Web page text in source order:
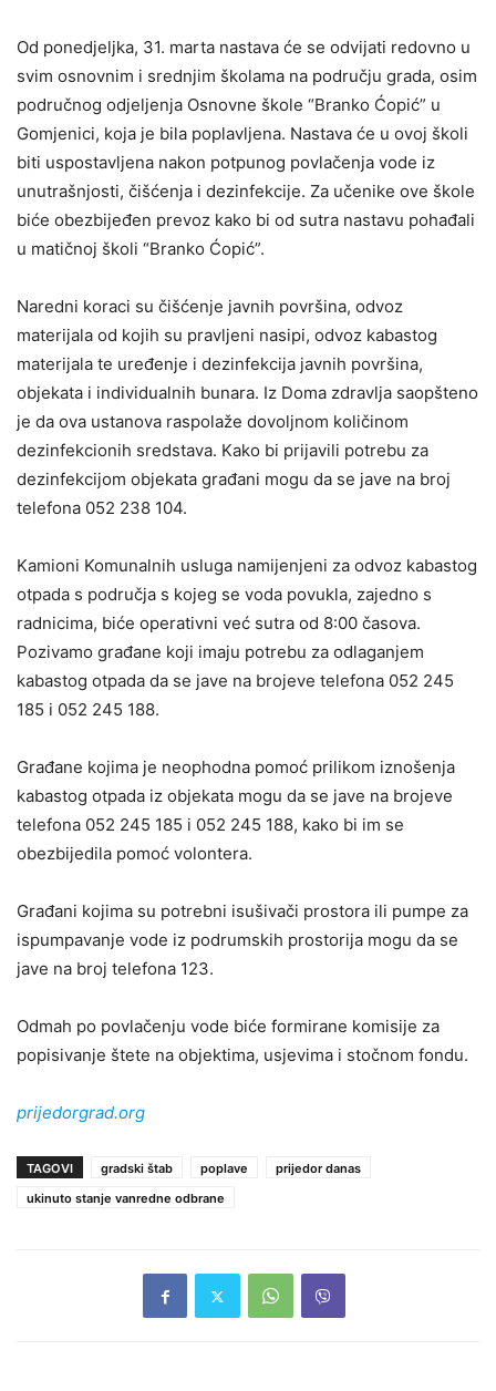
Od ponedjeljka, 31. marta nastava će se odvijati redovno u
svim osnovnim i srednjim školama na području grada, osim
područnog odjeljenja Osnovne škole “Branko Ćopić” u
Gomjenici, koja je bila poplavljena. Nastava će u ovoj školi
biti uspostavljena nakon potpunog povlačenja vode iz
unutrašnjosti, čišćenja i dezinfekcije. Za učenike ove škole
biće obezbijeđen prevoz kako bi od sutra nastavu pohađali
u matičnoj školi “Branko Ćopić”.
Naredni koraci su čišćenje javnih površina, odvoz
materijala od kojih su pravljeni nasipi, odvoz kabastog
materijala te uređenje i dezinfekcija javnih površina,
objekata i individualnih bunara. Iz Doma zdravlja saopšteno
je da ova ustanova raspolaže dovoljnom količinom
dezinfekcionih sredstava. Kako bi prijavili potrebu za
dezinfekcijom objekata građani mogu da se jave na broj
telefona 052 238 104.
Kamioni Komunalnih usluga namijenjeni za odvoz kabastog
otpada s područja s kojeg se voda povukla, zajedno s
radnicima, biće operativni već sutra od 8:00 časova.
Pozivamo građane koji imaju potrebu za odlaganjem
kabastog otpada da se jave na brojeve telefona 052 245
185 i 052 245 188.
Građane kojima je neophodna pomoć prilikom iznošenja
kabastog otpada iz objekata mogu da se jave na brojeve
telefona 052 245 185 i 052 245 188, kako bi im se
obezbijedila pomoć volontera.
Građani kojima su potrebni isušivači prostora ili pumpe za
ispumpavanje vode iz podrumskih prostorija mogu da se
jave na broj telefona 123.
Odmah po povlačenju vode biće formirane komisije za
popisivanje štete na objektima, usjevima i stočnom fondu.
prijedorgrad.org
TAGOVI gradski štab poplave
prijedor danas
ukinuto stanje vanredne odbrane